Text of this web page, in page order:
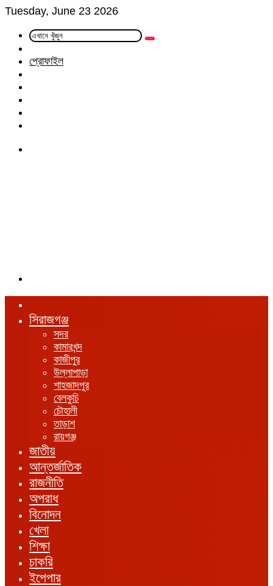
Tuesday, June 23 2026
এখানে
Article
প্রোফাইল
সিরাজগঞ্জ
সদর
কামারখন্দ
কাজীপুর
উল্লাপাড়া
শাহজাদপুর
বেলকুচি
চৌহালী
তাড়াশ
রায়গঞ্জ
জাতীয়
আন্তর্জাতিক
রাজনীতি
অপরাধ
বিনোদন
খেলা
শিক্ষা
চাকরি
ইপেপার